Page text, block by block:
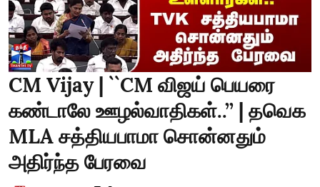
CM Vijay | ``CM விஜய் பெயரை
கண்டாலே ஊழல்வாதிகள்..’’ | தவெக
MLA சத்தியபாமா சொன்னதும்
அதிர்ந்த பேரவை